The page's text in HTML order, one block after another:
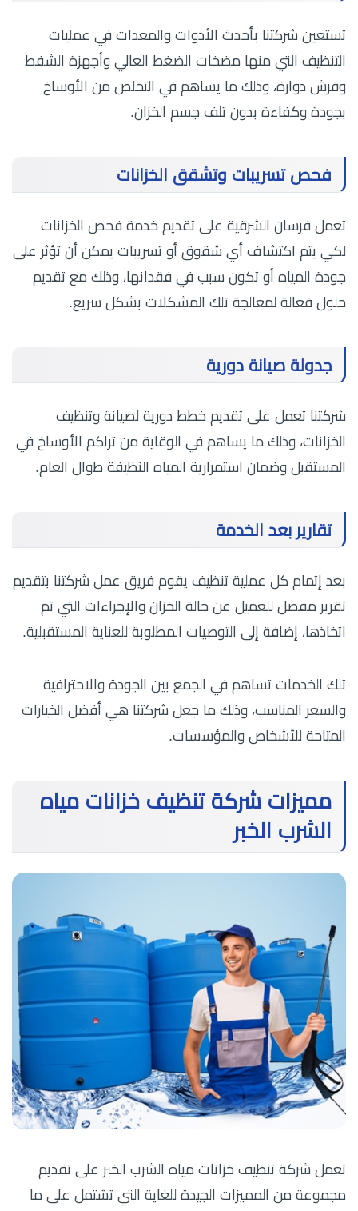
تستعين شركتنا بأحدث الأدوات والمعدات في عمليات
التنظيف التي منها مضخات الضغط العالي وأجهزة الشفط
وفرش دوارة، وذلك ما يساهم في التخلص من الأوساخ
بجودة وكفاءة بدون تلف جسم الخزان.
فحص تسريبات وتشقق الخزانات
تعمل فرسان الشرقية على تقديم خدمة فحص الخزانات
لكي يتم اكتشاف أي شقوق أو تسريبات يمكن أن تؤثر على
جودة المياه أو تكون سبب في فقدانها، وذلك مع تقديم
حلول فعالة لمعالجة تلك المشكلات بشكل سريع.
جدولة صيانة دورية
شركتنا تعمل على تقديم خطط دورية لصيانة وتنظيف
الخزانات، وذلك ما يساهم في الوقاية من تراكم الأوساخ في
المستقبل وضمان استمرارية المياه النظيفة طوال العام.
تقارير بعد الخدمة
بعد إتمام كل عملية تنظيف يقوم فريق عمل شركتنا بتقديم
تقرير مفصل للعميل عن حالة الخزان والإجراءات التي تم
اتخاذها، إضافة إلى التوصيات المطلوبة للعناية المستقبلية.
تلك الخدمات تساهم في الجمع بين الجودة والاحترافية
والسعر المناسب، وذلك ما جعل شركتنا هي أفضل الخيارات
المتاحة للأشخاص والمؤسسات.
مميزات شركة تنظيف خزانات مياه
الشرب الخبر
تعمل شركة تنظيف خزانات مياه الشرب الخبر على تقديم
مجموعة من المميزات الجيدة للغاية التي تشتمل على ما